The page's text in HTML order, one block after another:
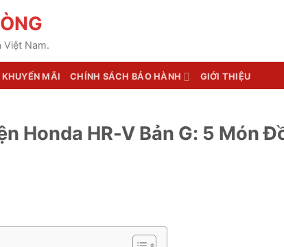
Việt Nam.
KHUYẾN MÃI CHÍNH SÁCH BẢO HÀNH GIỚI THIỆU
Honda HR-V Bản G: 5 Món